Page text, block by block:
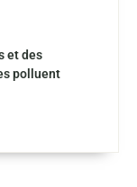
et des
polluent